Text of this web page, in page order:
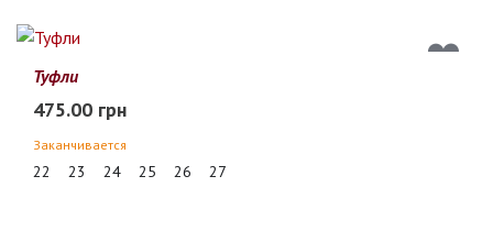
Туфли
475.00 грн
Заканчивается
22 23 24 25 26 27